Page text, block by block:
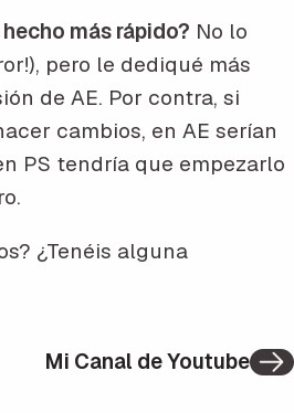
más rápido? No lo
pero le dediqué más
de AE. Por contra, si
cambios, en AE serían
PS tendría que empezarlo
¿Tenéis alguna
Mi Canal de Youtube